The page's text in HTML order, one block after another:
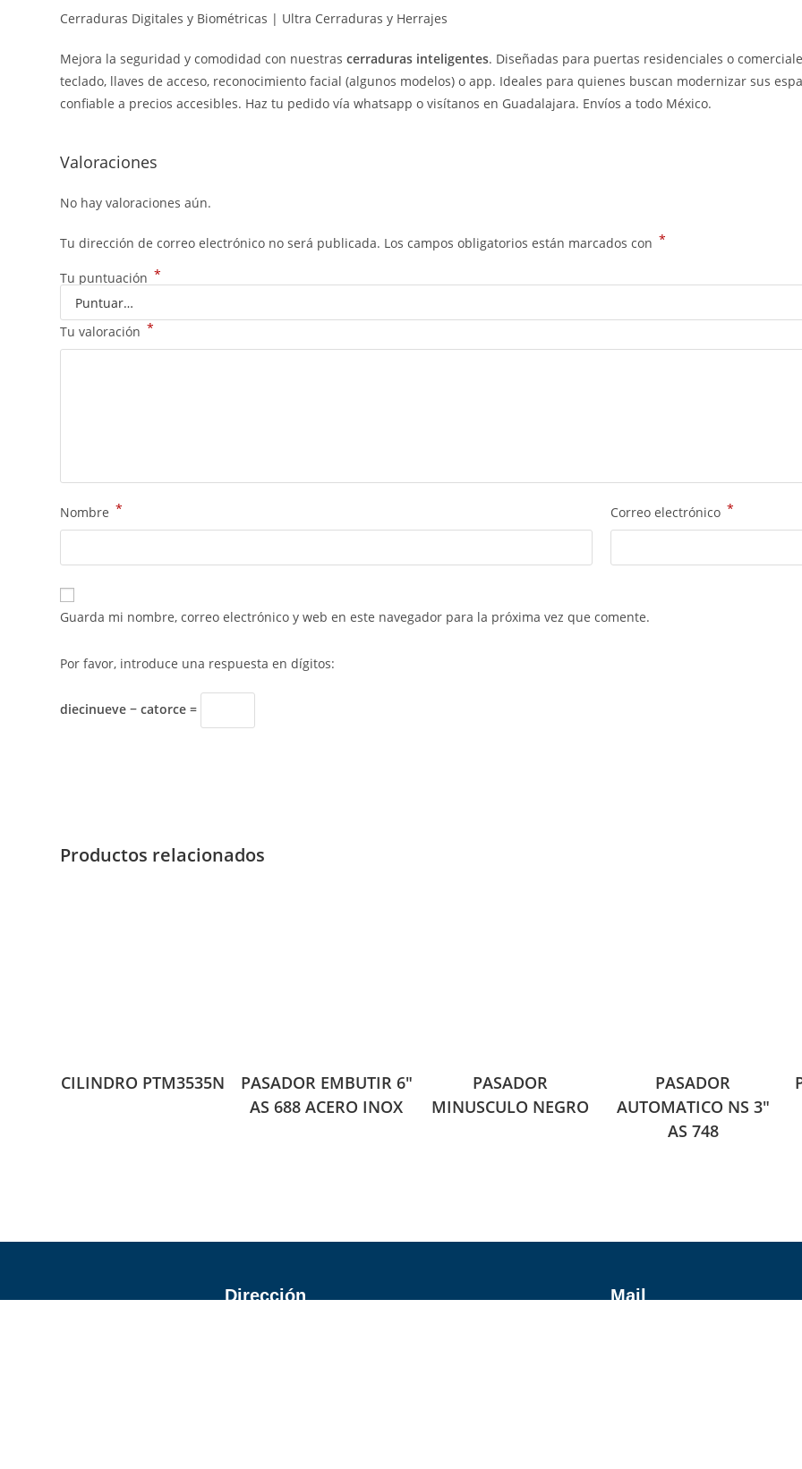
Cerraduras Digitales y Biométricas | Ultra Cerraduras y Herrajes
Mejora la seguridad y comodidad con nuestrascerraduras inteligentes. Diseñadas para puertas residenciales o
teclado, llaves de acceso, reconocimiento facial (algunos modelos) o app. Ideales para quienes buscan modernizar sus
confiable a precios accesibles. Haz tu pedido vía whatsapp o visítanos en Guadalajara. Envíos a todo México.
Valoraciones
No hay valoraciones aún.
Tu dirección de correo electrónico no será publicada. Los campos obligatorios están marcados con *
Tu puntuación *
Tu valoración *
Nombre * Correo electrónico *
Guarda mi nombre, correo electrónico y web en este navegador para la próxima vez que comente.
Por favor, introduce una respuesta en dígitos:
diecinueve − catorce =
Productos relacionados
CILINDRO PTM3535N
PASADOR EMBUTIR 6″
AS 688 ACERO INOX
PASADOR
MINUSCULO NEGRO
PASADOR
AUTOMATICO NS 3″
AS 748
Dirección Mail